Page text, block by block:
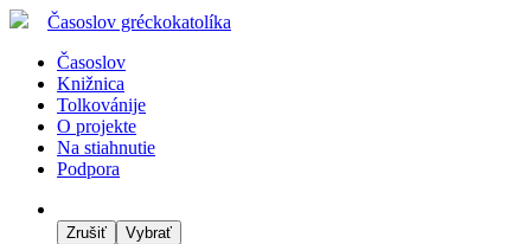
Časoslov gréckokatolíka
Časoslov
Knižnica
Tolkovánije
O projekte
Na stiahnutie
Podpora
Zrušiť Vybrať